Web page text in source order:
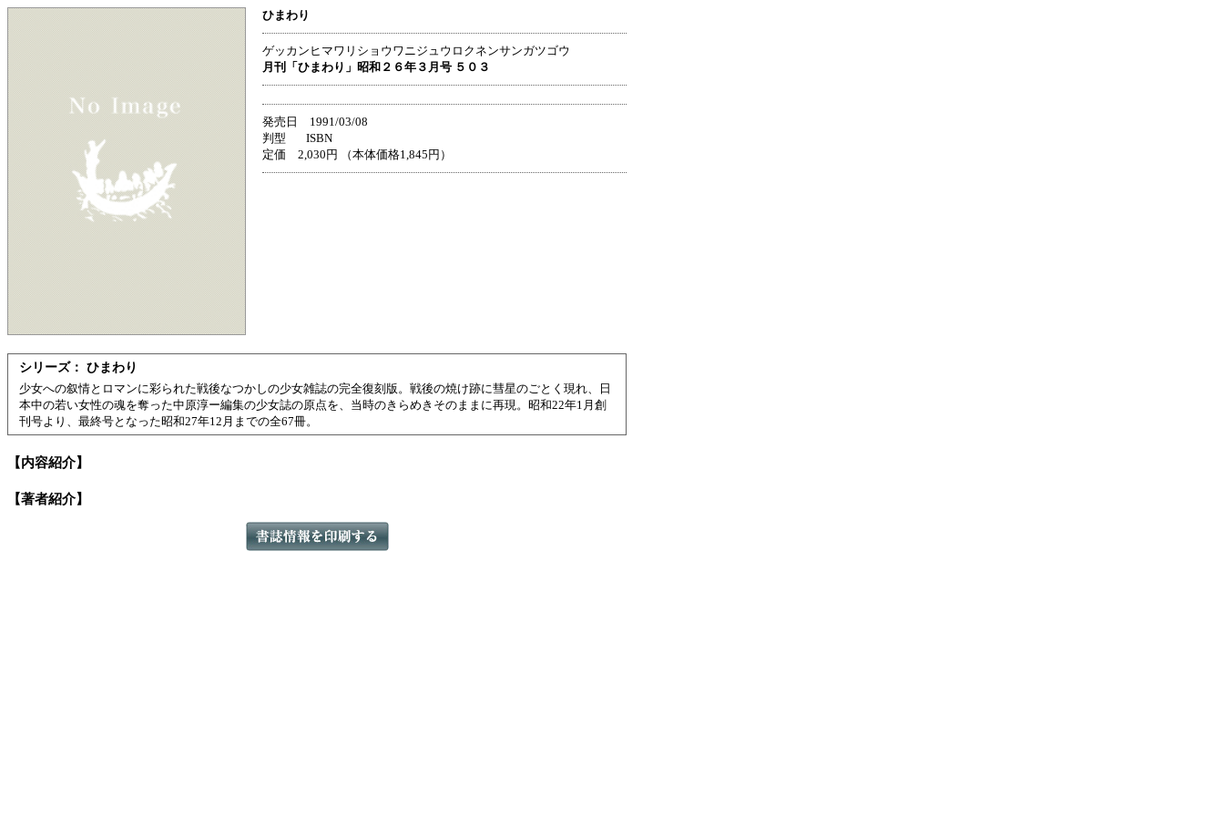
ひまわり
ゲッカンヒマワリショウワニジュウロクネンサンガツゴウ
月刊「ひまわり」昭和２６年３月号 ５０３
発売日 1991/03/08
判型 ISBN
定価 2,030円 （本体価格1,845円）
シリーズ： ひまわり
少女への叙情とロマンに彩られた戦後なつかしの少女雑誌の完全復刻版。戦後の焼け跡に彗星のごとく現れ、日
本中の若い女性の魂を奪った中原淳ー編集の少女誌の原点を、当時のきらめきそのままに再現。昭和22年1月創
刊号より、最終号となった昭和27年12月までの全67冊。
【内容紹介】
【著者紹介】